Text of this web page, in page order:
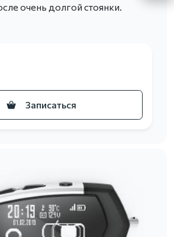
очень долгой стоянки.
Записаться